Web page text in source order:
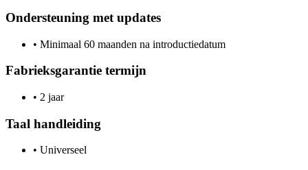
Ondersteuning met updates
• Minimaal 60 maanden na introductiedatum
Fabrieksgarantie termijn
• 2 jaar
Taal handleiding
• Universeel